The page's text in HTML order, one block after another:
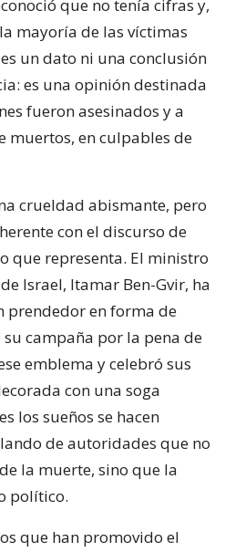
que no tenía cifras y,
mayoría de las víctimas
un dato ni una conclusión
es una opinión destinada
fueron asesinados y a
muertos, en culpables de
crueldad abismante, pero
con el discurso de
que representa. El ministro
Israel, Itamar Ben-Gvir, ha
en forma de
campaña por la pena de
emblema y celebró sus
con una soga
los sueños se hacen
de autoridades que no
la muerte, sino que la
político.
que han promovido el